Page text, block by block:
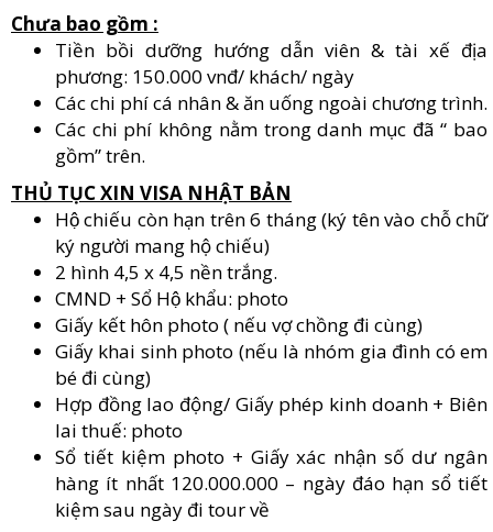
Chưa bao gồm :
Tiền bồi dưỡng hướng dẫn viên & tài xế địa
phương: 150.000 vnđ/ khách/ ngày
Các chi phí cá nhân & ăn uống ngoài chương trình.
Các chi phí không nằm trong danh mục đã “ bao
gồm” trên.
THỦ TỤC XIN VISA NHẬT BẢN
Hộ chiếu còn hạn trên 6 tháng (ký tên vào chỗ chữ
ký người mang hộ chiếu)
2 hình 4,5 x 4,5 nền trắng.
CMND + Sổ Hộ khẩu: photo
Giấy kết hôn photo ( nếu vợ chồng đi cùng)
Giấy khai sinh photo (nếu là nhóm gia đình có em
bé đi cùng)
Hợp đồng lao động/ Giấy phép kinh doanh + Biên
lai thuế: photo
Sổ tiết kiệm photo + Giấy xác nhận số dư ngân
hàng ít nhất 120.000.000 – ngày đáo hạn sổ tiết
kiệm sau ngày đi tour về